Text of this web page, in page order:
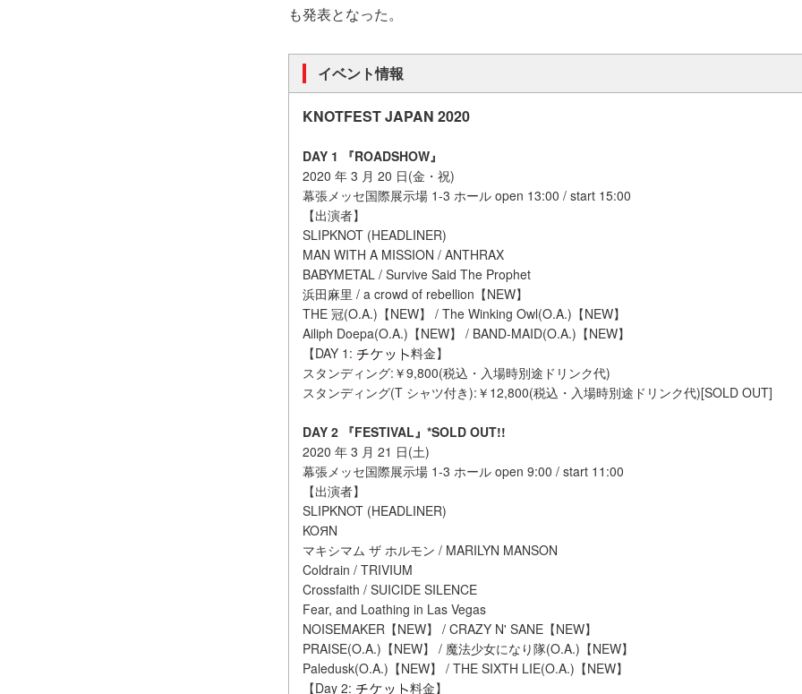
も発表となった。
イベント情報
KNOTFEST JAPAN 2020
DAY 1 『ROADSHOW』
2020 年 3 月 20 日(金・祝)
幕張メッセ国際展示場 1-3 ホール open 13:00 / start 15:00
【出演者】
SLIPKNOT (HEADLINER)
MAN WITH A MISSION / ANTHRAX
BABYMETAL / Survive Said The Prophet
浜田麻里 / a crowd of rebellion【NEW】
THE 冠(O.A.)【NEW】 / The Winking Owl(O.A.)【NEW】
Ailiph Doepa(O.A.)【NEW】 / BAND-MAID(O.A.)【NEW】
【DAY 1:
料金】
スタンディング:￥9,800(税込・入場時別途ドリンク代)
スタンディング(T シャツ付き):￥12,800(税込・入場時別途ドリンク代)[SOLD OUT]
DAY 2 『FESTIVAL』*SOLD OUT!!
2020 年 3 月 21 日(土)
幕張メッセ国際展示場 1-3 ホール open 9:00 / start 11:00
【出演者】
SLIPKNOT (HEADLINER)
KOЯN
マキシマム ザ ホルモン / MARILYN MANSON
Coldrain / TRIVIUM
Crossfaith / SUICIDE SILENCE
Fear, and Loathing in Las Vegas
NOISEMAKER【NEW】 / CRAZY N' SANE【NEW】
PRAISE(O.A.)【NEW】 / 魔法少女になり隊(O.A.)【NEW】
Paledusk(O.A.)【NEW】 / THE SIXTH LIE(O.A.)【NEW】
【Day 2:
料金】